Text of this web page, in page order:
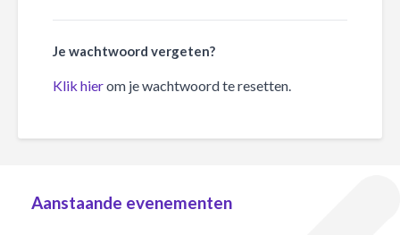
Je wachtwoord vergeten?
Klik hierom je wachtwoord te resetten.
Aanstaande evenementen